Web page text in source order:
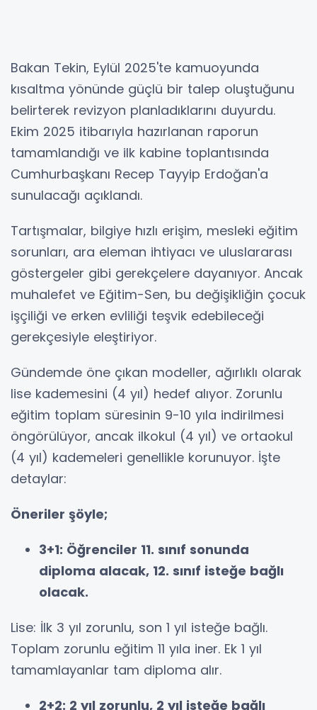
Bakan Tekin, Eylül 2025'te kamuoyunda
kısaltma yönünde güçlü bir talep oluştuğunu
belirterek revizyon planladıklarını duyurdu.
Ekim 2025 itibarıyla hazırlanan raporun
tamamlandığı ve ilk kabine toplantısında
Cumhurbaşkanı Recep Tayyip Erdoğan'a
sunulacağı açıklandı.
Tartışmalar, bilgiye hızlı erişim, mesleki eğitim
sorunları, ara eleman ihtiyacı ve uluslararası
göstergeler gibi gerekçelere dayanıyor. Ancak
muhalefet ve Eğitim-Sen, bu değişikliğin çocuk
işçiliği ve erken evliliği teşvik edebileceği
gerekçesiyle eleştiriyor.
Gündemde öne çıkan modeller, ağırlıklı olarak
lise kademesini (4 yıl) hedef alıyor. Zorunlu
eğitim toplam süresinin 9-10 yıla indirilmesi
öngörülüyor, ancak ilkokul (4 yıl) ve ortaokul
(4 yıl) kademeleri genellikle korunuyor. İşte
detaylar:
Öneriler şöyle;
3+1: Öğrenciler 11. sınıf sonunda
diploma alacak, 12. sınıf isteğe bağlı
olacak.
Lise: İlk 3 yıl zorunlu, son 1 yıl isteğe bağlı.
Toplam zorunlu eğitim 11 yıla iner. Ek 1 yıl
tamamlayanlar tam diploma alır.
2+2: 2 yıl zorunlu, 2 yıl isteğe bağlı